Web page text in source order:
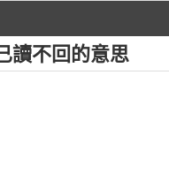
讀不回的意思